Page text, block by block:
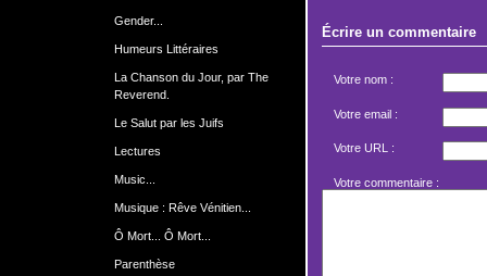
Gender...
Humeurs Littéraires
La Chanson du Jour, par The
Reverend.
Le Salut par les Juifs
Lectures
Music...
Musique : Rêve Vénitien...
Ô Mort... Ô Mort...
Parenthèse
Écrire un commentaire
Votre nom :
Votre email :
Votre URL :
Votre commentaire :